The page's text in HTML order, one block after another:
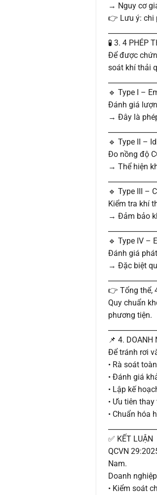
→ Nguy cơ
👉 Lưu ý: chi
🧪 3. 4 PHÉP
Để được
soát khí thải
🔹 Type I –
Đánh giá
→ Đây là
🔹 Type II –
Đo nồng độ
→ Thể hiện
🔹 Type III –
Kiểm tra khí
→ Đảm bảo
🔹 Type IV –
Đánh giá
→ Đặc biệt
👉 Tổng thể,
Quy chuẩn
phương tiện.
📌 4. DOANH
Để tránh rơi
• Rà soát
• Đánh giá
• Lập kế
• Ưu tiên
• Chuẩn hóa
✅ KẾT LUẬN
QCVN
Nam.
Doanh
• Kiểm soát